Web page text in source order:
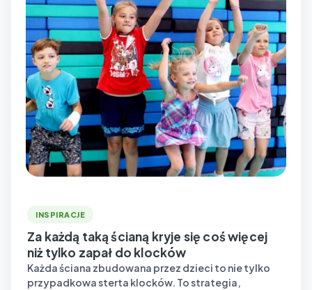
INSPIRACJE
Za każdą taką ścianą kryje się coś więcej
niż tylko zapał do klocków
Każda ściana zbudowana przez dzieci to nie tylko
przypadkowa sterta klocków. To strategia,